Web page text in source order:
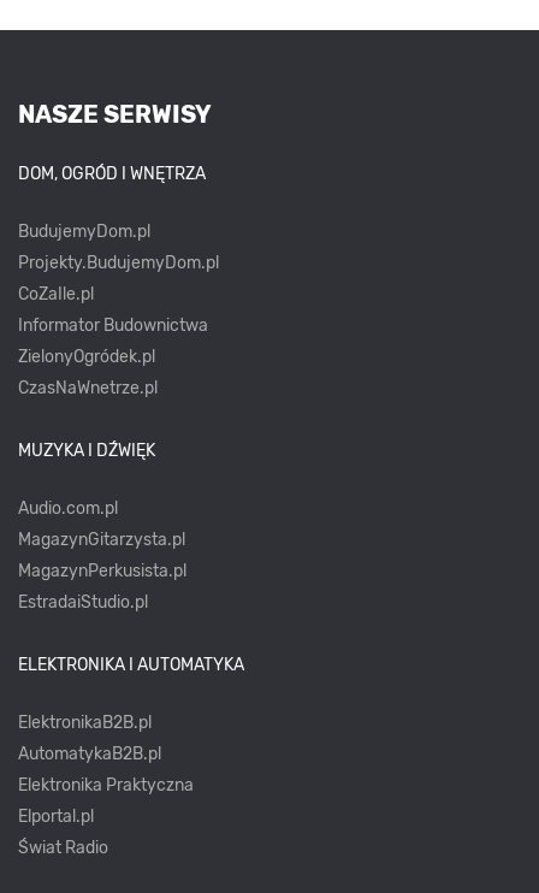
NASZE SERWISY
DOM, OGRÓD I WNĘTRZA
BudujemyDom.pl
Projekty.BudujemyDom.pl
CoZaIle.pl
Informator Budownictwa
ZielonyOgródek.pl
CzasNaWnetrze.pl
MUZYKA I DŹWIĘK
Audio.com.pl
MagazynGitarzysta.pl
MagazynPerkusista.pl
EstradaiStudio.pl
ELEKTRONIKA I AUTOMATYKA
ElektronikaB2B.pl
AutomatykaB2B.pl
Elektronika Praktyczna
Elportal.pl
Świat Radio